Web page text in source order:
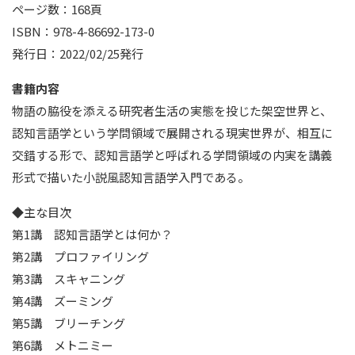
ページ数：168頁
ISBN：978-4-86692-173-0
発行日：2022/02/25発行
書籍内容
物語の脇役を添える研究者生活の実態を投じた架空世界と、
認知言語学という学問領域で展開される現実世界が、相互に
交錯する形で、認知言語学と呼ばれる学問領域の内実を講義
形式で描いた小説風認知言語学入門である。
◆主な目次
第1講 認知言語学とは何か？
第2講 プロファイリング
第3講 スキャニング
第4講 ズーミング
第5講 ブリーチング
第6講 メトニミー